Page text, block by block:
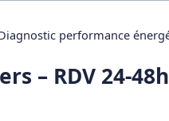
– RDV 24-48h